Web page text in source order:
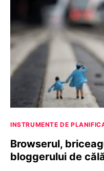
INSTRUMENTE DE
Browserul,
bloggerului de